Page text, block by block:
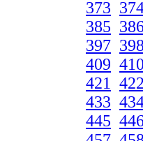
373
385
397
409
421
433
445